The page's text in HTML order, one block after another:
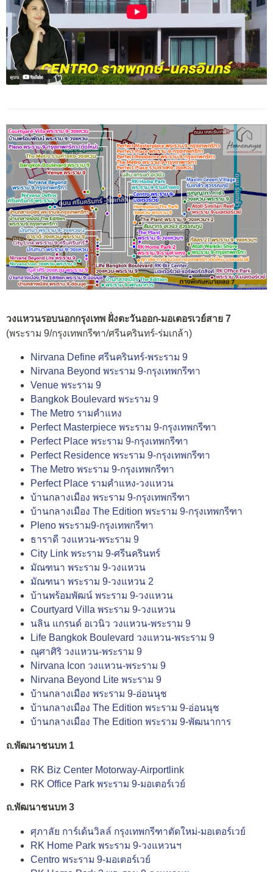
วงแหวนรอบนอกกรุงเทพ ฝั่งตะวันออก-มอเตอรเวย์สาย 7
(พระราม 9/กรุงเทพกรีฑา/ศรีนครินทร์-ร่มเกล้า)
Nirvana Define ศรีนครินทร์-พระราม 9
Nirvana Beyond พระราม 9-กรุงเทพกรีฑา
Venue พระราม 9
Bangkok Boulevard พระราม 9
The Metro รามคำแหง
Perfect Masterpiece พระราม 9-กรุงเทพกรีฑา
Perfect Place พระราม 9-กรุงเทพกรีฑา
Perfect Residence พระราม 9-กรุงเทพกรีฑา
The Metro พระราม 9-กรุงเทพกรีฑา
Perfect Place รามคำแหง-วงแหวน
บ้านกลางเมือง พระราม 9-กรุงเทพกรีฑา
บ้านกลางเมือง The Edition พระราม 9-กรุงเทพกรีฑา
Pleno พระราม9-กรุงเทพกรีฑา
ธาราดี วงแหวน-พระราม 9
City Link พระราม 9-ศรีนครินทร์
มัณฑนา พระราม 9-วงแหวน
มัณฑนา พระราม 9-วงแหวน 2
บ้านพร้อมพัฒน์ พระราม 9-วงแหวน
Courtyard Villa พระราม 9-วงแหวน
นลิน แกรนด์ อเวนิว วงแหวน-พระราม 9
Life Bangkok Boulevard วงแหวน-พระราม 9
ณุศาศิริ วงแหวน-พระราม 9
Nirvana Icon วงแหวน-พระราม 9
Nirvana Beyond Lite พระราม 9
บ้านกลางเมือง พระราม 9-อ่อนนุช
บ้านกลางเมือง The Edition พระราม 9-อ่อนนุช
บ้านกลางเมือง The Edition พระราม 9-พัฒนาการ
ถ.พัฒนาชนบท 1
RK Biz Center Motorway-Airportlink
RK Office Park พระราม 9-มอเตอร์เวย์
ถ.พัฒนาชนบท 3
ศุภาลัย การ์เด้นวิลล์ กรุงเทพกรีฑาตัดใหม่-มอเตอร์เวย์
RK Home Park พระราม 9-วงแหวนฯ
Centro พระราม 9-มอเตอร์เวย์